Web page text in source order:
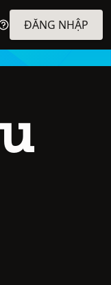
ĐĂNG NHẬP